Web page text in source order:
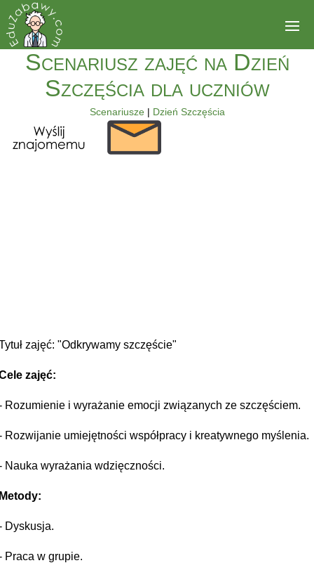
Scenariusz zajęć na Dzień
Szczęścia dla uczniów
Scenariusze| Dzień Szczęścia
zajęć: "Odkrywamy szczęście"
zajęć:
Rozumienie i wyrażanie emocji związanych ze szczęściem.
Rozwijanie umiejętności współpracy i kreatywnego myślenia.
Nauka wyrażania wdzięczności.
Dyskusja.
Praca w grupie.